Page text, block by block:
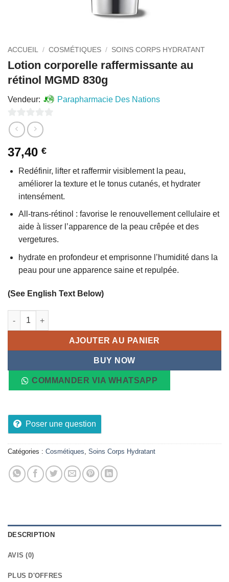
ACCUEIL / COSMÉTIQUES / SOINS CORPS HYDRATANT
Lotion corporelle raffermissante au
rétinol MGMD 830g
Vendeur: Parapharmacie Des Nations
0
sur
5
37,40 €
Redéfinir, lifter et raffermir visiblement la peau,
améliorer la texture et le tonus cutanés, et hydrater
intensément.
All-trans-rétinol : favorise le renouvellement cellulaire et
aide à lisser l’apparence de la peau crêpée et des
vergetures.
hydrate en profondeur et emprisonne l’humidité dans la
peau pour une apparence saine et repulpée.
(See English Text Below)
quantité de Lotion corporelle raffermissante au rétinol MGMD
AJOUTER AU PANIER
BUY NOW
COMMANDER VIA WHATSAPP
Poser une question
Catégories : Cosmétiques Soins Corps Hydratant
DESCRIPTION
AVIS (0)
PLUS D'OFFRES